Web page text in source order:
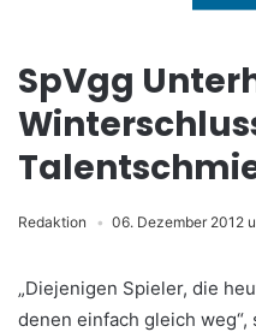
SpVgg
Redaktion 06. Dezember 2012
„Diejenigen Spieler, die
denen einfach gleich